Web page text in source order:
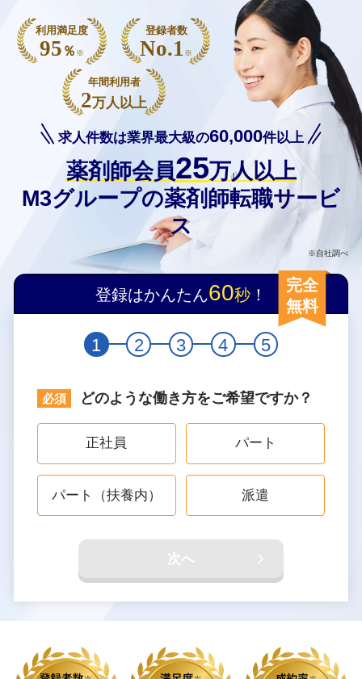
求人件数は業界最大級の60,000件以上
薬剤師会員25万人以上
M3グループの薬剤師転職サービ
ス
※自社調べ
利用満足度
95 ％ ※
登録者数
No.1 ※
年間利用者
2万人以上
登録はかんたん60秒 ！
完全
無料
1 2 3 4 5
どのような働き方をご希望ですか？
正社員 パート
パート（扶養内） 派遣
次へ